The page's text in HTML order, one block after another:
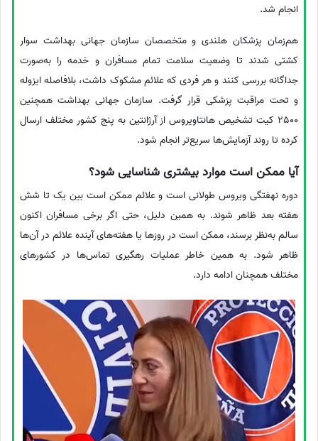
انجام شد.
هم‌زمان پزشکان هلندی و متخصصان سازمان جهانی بهداشت سوار
کشتی شدند تا وضعیت سلامت تمام مسافران و خدمه را به‌صورت
جداگانه بررسی کنند و هر فردی که علائم مشکوک داشت، بلافاصله ایزوله
و تحت مراقبت پزشکی قرار گرفت. سازمان جهانی بهداشت همچنین
2500 کیت تشخیص هانتاویروس از آرژانتین به پنج کشور مختلف ارسال
کرده تا روند آزمایش‌ها سریع‌تر انجام شود.
آیا ممکن است موارد بیشتری شناسایی شود؟
دوره نهفتگی ویروس طولانی است و علائم ممکن است بین یک تا شش
هفته بعد ظاهر شوند. به همین دلیل، حتی اگر برخی مسافران اکنون
سالم به‌نظر برسند، ممکن است در روزها یا هفته‌های آینده علائم در آن‌ها
ظاهر شود. به همین خاطر عملیات رهگیری تماس‌ها در کشورهای
مختلف همچنان ادامه دارد.